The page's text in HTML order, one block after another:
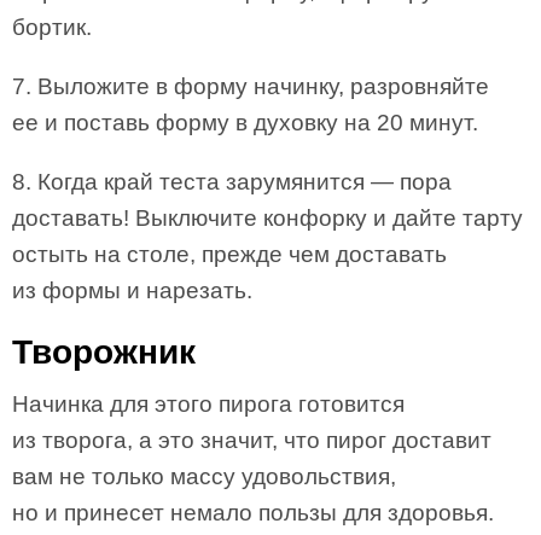
бортик.
7. Выложите в форму начинку, разровняйте
ее и поставь форму в духовку на 20 минут.
8. Когда край теста зарумянится — пора
доставать! Выключите конфорку и дайте тарту
остыть на столе, прежде чем доставать
из формы и нарезать.
Творожник
Начинка для этого пирога готовится
из творога, а это значит, что пирог доставит
вам не только массу удовольствия,
но и принесет немало пользы для здоровья.